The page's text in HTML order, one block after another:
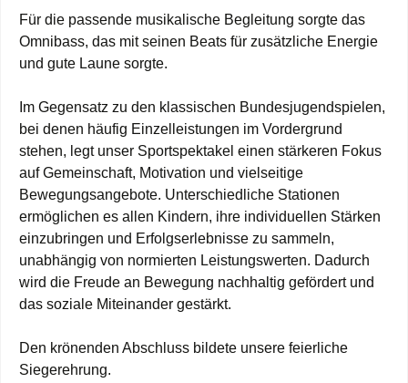
Für die passende musikalische Begleitung sorgte das
Omnibass, das mit seinen Beats für zusätzliche Energie
und gute Laune sorgte.
Im Gegensatz zu den klassischen Bundesjugendspielen,
bei denen häufig Einzelleistungen im Vordergrund
stehen, legt unser Sportspektakel einen stärkeren Fokus
auf Gemeinschaft, Motivation und vielseitige
Bewegungsangebote. Unterschiedliche Stationen
ermöglichen es allen Kindern, ihre individuellen Stärken
einzubringen und Erfolgserlebnisse zu sammeln,
unabhängig von normierten Leistungswerten. Dadurch
wird die Freude an Bewegung nachhaltig gefördert und
das soziale Miteinander gestärkt.
Den krönenden Abschluss bildete unsere feierliche
Siegerehrung.